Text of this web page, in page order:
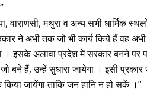
वाराणसी, मथुरा व अन्य सभी धार्मिक
ने अभी तक जो भी कार्य किये हैं वह अभी
। इसके अलावा प्रदेश में सरकार बनने
बने हैं, उन्हें सुधारा जायेगा । इसी
जायेंगा ताकि जन हानि न हो सकें ।”